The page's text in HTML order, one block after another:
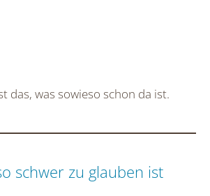
das, was sowieso schon da ist.
schwer zu glauben ist